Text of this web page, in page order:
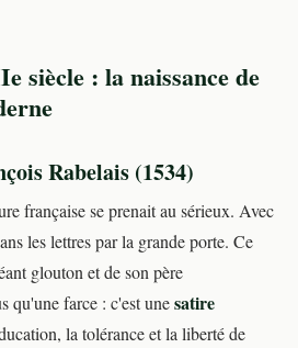
siècle : la naissance de
Rabelais (1534)
française se prenait au sérieux. Avec
les lettres par la grande porte. Ce
glouton et de son père
qu'une farce : c'est unesatire
la tolérance et la liberté de